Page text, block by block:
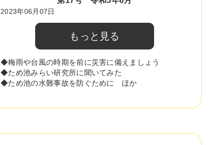
2023年06月07日
もっと見る
◆梅雨や台風の時期を前に災害に備えましょう
◆ため池みらい研究所に聞いてみた
◆ため池の水難事故を防ぐために ほか